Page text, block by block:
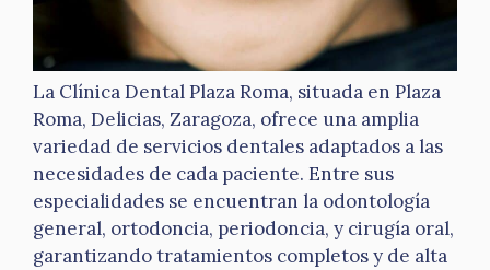
La Clínica Dental Plaza Roma, situada en Plaza
Roma, Delicias, Zaragoza, ofrece una amplia
variedad de servicios dentales adaptados a las
necesidades de cada paciente. Entre sus
especialidades se encuentran la odontología
general, ortodoncia, periodoncia, y cirugía oral,
garantizando tratamientos completos y de alta